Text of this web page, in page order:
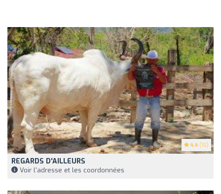
4.4 (10)
REGARDS D'AILLEURS
Voir l'adresse et les coordonnées